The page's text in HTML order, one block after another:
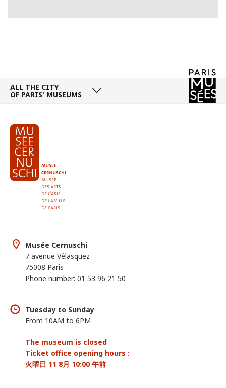
ALL THE CITY
OF PARIS' MUSEUMS
Musée Cernuschi
7 avenue Vélasquez
75008 Paris
Phone number: 01 53 96 21 50
Tuesday to Sunday
From 10AM to 6PM
The museum is closed
Ticket office opening hours :
火曜日 11 8月 10:00 午前